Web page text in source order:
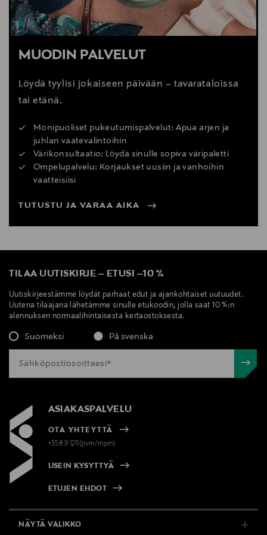
MUODIN PALVELUT
Löydä tyylisi jokaiseen päivään – tavarataloissa
tai etänä.
Monipuoliset pukeutumispalvelut: Apua arjen ja
juhlan vaatevalintoihin
Värikonsultaatio: Löydä sinulle sopiva väripaletti
Ompelupalvelu: Korjaukset uusiin ja vanhoihin
vaatteisiisi
TUTUSTU JA VARAA AIKA
TILAA UUTISKIRJE – ETUSI –10 %
Uutiskirjeestämme löydät parhaat edut ja ajankohtaiset uutuudet.
Uutena tilaajana lähetämme sinulle etukoodin, jolla saat 10 %:n
alennuksen normaalihintaisesta kertaostoksesta.
Suomeksi På svenska
ASIAKASPALVELU
OTA YHTEYTTÄ
+358 9 1211(pvm/mpm)
USEIN KYSYTTYÄ
ETUJEN EHDOT
NÄYTÄ VALIKKO